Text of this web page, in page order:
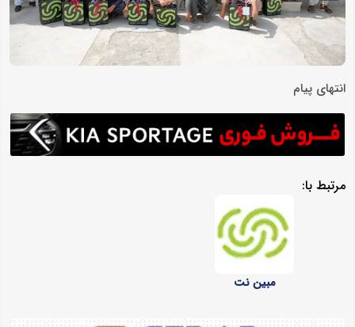
انتهای پیام
مرتبط با:
مبین نت